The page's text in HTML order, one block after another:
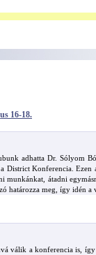
16-18.
adhatta Dr. Sólyom
Konferencia. Ezen
átadni
meg, így idén a
válik a konferencia is,